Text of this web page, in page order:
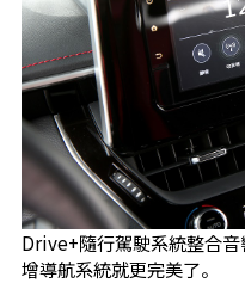
Drive+隨行駕駛系統整合
增導航系統就更完美了。